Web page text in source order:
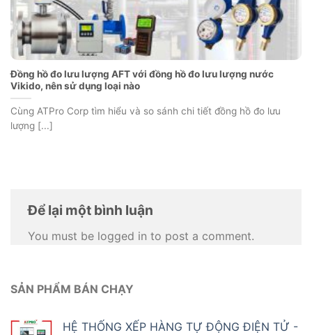
Đồng hồ đo lưu lượng AFT với đồng hồ đo lưu lượng nước
Vikido, nên sử dụng loại nào
Cùng ATPro Corp tìm hiểu và so sánh chi tiết đồng hồ đo lưu
lượng [...]
Để lại một bình luận
You must be logged in to post a comment.
SẢN PHẨM BÁN CHẠY
HỆ THỐNG XẾP HÀNG TỰ ĐỘNG ĐIỆN TỬ -